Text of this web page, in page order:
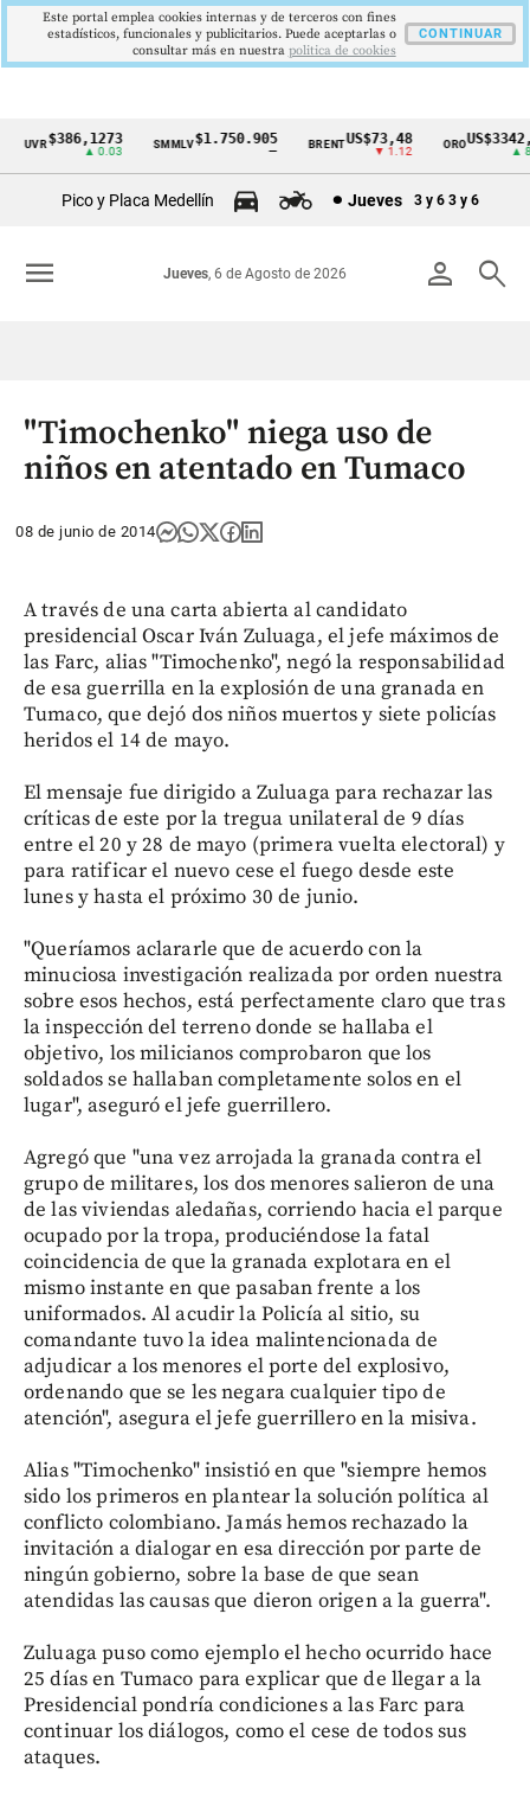
Cintillo
Colombia
UVR$386,1273
▲ 0.03
SMMLV$1.750.905 BRENTUS$73,48
▼ 1.12
ORO
▲
Pico y Placa Medellín Jueves 3 y 6 3 y 6
person search
Jueves, 6 de Agosto de 2026
menu
"Timochenko" niega uso de
niños en atentado en Tumaco
08 de junio de 2014
A través de una carta abierta al candidato
presidencial Oscar Iván Zuluaga, el jefe máximos de
las Farc, alias "Timochenko", negó la responsabilidad
de esa guerrilla en la explosión de una granada en
Tumaco, que dejó dos niños muertos y siete policías
heridos el 14 de mayo.
El mensaje fue dirigido a Zuluaga para rechazar las
críticas de este por la tregua unilateral de 9 días
entre el 20 y 28 de mayo (primera vuelta electoral) y
para ratificar el nuevo cese el fuego desde este
lunes y hasta el próximo 30 de junio.
"Queríamos aclararle que de acuerdo con la
minuciosa investigación realizada por orden nuestra
sobre esos hechos, está perfectamente claro que tras
la inspección del terreno donde se hallaba el
objetivo, los milicianos comprobaron que los
soldados se hallaban completamente solos en el
lugar", aseguró el jefe guerrillero.
Agregó que "una vez arrojada la granada contra el
grupo de militares, los dos menores salieron de una
de las viviendas aledañas, corriendo hacia el parque
ocupado por la tropa, produciéndose la fatal
coincidencia de que la granada explotara en el
mismo instante en que pasaban frente a los
uniformados. Al acudir la Policía al sitio, su
comandante tuvo la idea malintencionada de
adjudicar a los menores el porte del explosivo,
ordenando que se les negara cualquier tipo de
atención", asegura el jefe guerrillero en la misiva.
Alias "Timochenko" insistió en que "siempre hemos
sido los primeros en plantear la solución política al
conflicto colombiano. Jamás hemos rechazado la
invitación a dialogar en esa dirección por parte de
ningún gobierno, sobre la base de que sean
atendidas las causas que dieron origen a la guerra".
Zuluaga puso como ejemplo el hecho ocurrido hace
25 días en Tumaco para explicar que de llegar a la
Presidencial pondría condiciones a las Farc para
continuar los diálogos, como el cese de todos sus
ataques.
Este portal emplea cookies internas y de terceros con fines
estadísticos, funcionales y publicitarios. Puede aceptarlas o
consultar más en nuestra politica de cookies
CONTINUAR